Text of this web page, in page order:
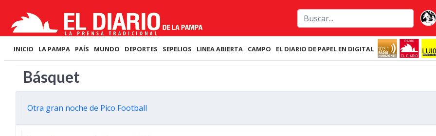
INICIO LA PAMPA PAÍS MUNDO DEPORTES SEPELIOS LINEA ABIERTA CAMPO EL DIARIO DE PAPEL EN DIGITAL
Básquet
Otra gran noche de Pico Football